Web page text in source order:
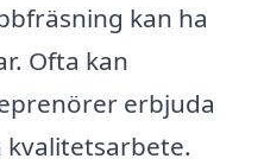
kan ha
Ofta kan
erbjuda
kvalitetsarbete.